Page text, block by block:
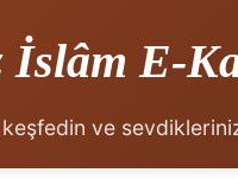
İslâm E-
ve